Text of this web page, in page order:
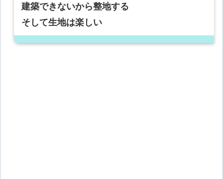
建築できないから整地する
そして生地は楽しい